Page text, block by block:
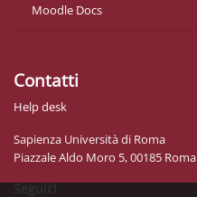
Moodle Docs
Contatti
Help desk
Sapienza Università di Roma
Piazzale Aldo Moro 5, 00185 Roma
Seguici